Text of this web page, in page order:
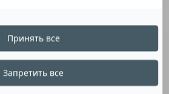
Leaf
Powder
Запретить все
Принять все